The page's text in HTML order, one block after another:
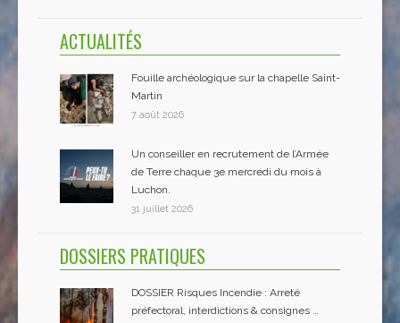
ACTUALITÉS
Fouille archéologique sur la chapelle Saint-
Martin
7 août 2026
Un conseiller en recrutement de l’Armée
de Terre chaque 3e mercredi du mois à
Luchon.
31 juillet 2026
DOSSIERS PRATIQUES
DOSSIER Risques Incendie : Arreté
préfectoral, interdictions & consignes …